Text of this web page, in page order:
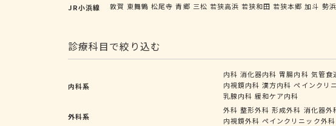
JR小浜線 敦賀 東舞鶴 松尾寺 青郷 三松 若狭高浜 若狭和田 若狭本郷 加斗 勢浜
診療科目で絞り込む
内科系
内科 消化器内科 胃腸内科 気管食
内視鏡内科 漢方内科 ペインクリ
乳腺内科 緩和ケア内科
外科系
外科 整形外科 形成外科 消化器外
内視鏡外科 ペインクリニック外科